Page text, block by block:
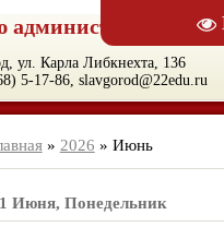
администрации
ул. Карла Либкнехта, 136
5-17-86, slavgorod@22edu.ru
» 2026 » Июнь
Июня, Понедельник